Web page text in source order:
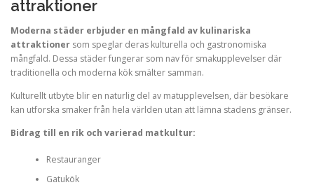
attraktioner
Moderna städer erbjuder en mångfald av kulinariska
attraktioner som speglar deras kulturella och gastronomiska
mångfald. Dessa städer fungerar som nav för smakupplevelser där
traditionella och moderna kök smälter samman.
Kulturellt utbyte blir en naturlig del av matupplevelsen, där besökare
kan utforska smaker från hela världen utan att lämna stadens gränser.
Bidrag till en rik och varierad matkultur:
Restauranger
Gatukök